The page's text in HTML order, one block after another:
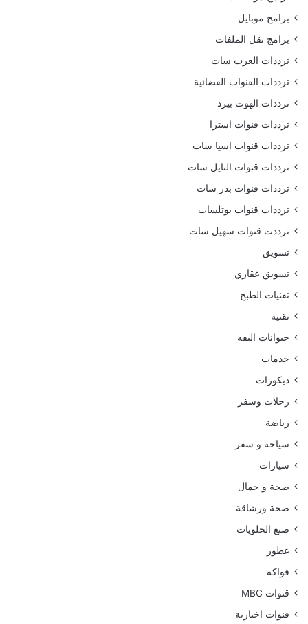
برامج موبايل
برامج نقل الملفات
ترددات العرب سات
ترددات القنوات الفضائية
ترددات الهوت بيرد
ترددات قنوات استرا
ترددات قنوات اسيا سات
ترددات قنوات النايل سات
ترددات قنوات بدر سات
ترددات قنوات يوتلسات
ترددت قنوات سهيل سات
تسويق
تسويق عقاري
تقنيات الطبخ
تقنية
حيوانات اليفه
خدمات
ديكورات
رحلات وسفر
رياضة
سياحة و سفر
سيارات
صحة و جمال
صحة ورشاقة
صنع الحلويات
عطور
فواكه
قنوات MBC
قنوات اخبارية